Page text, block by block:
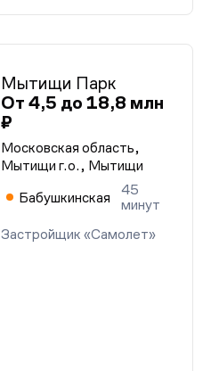
Мытищи Парк
От 4,5 до 18,8 млн
₽
Московская область,
Мытищи г.о., Мытищи
Бабушкинская
45
минут
Застройщик «Самолет»